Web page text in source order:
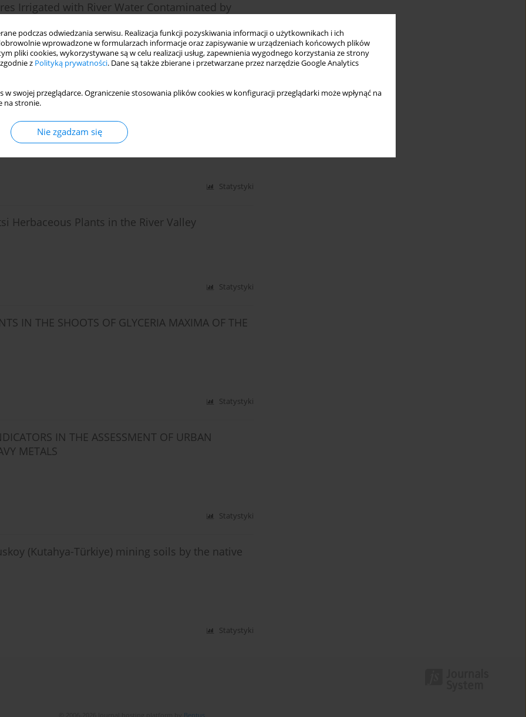
podczas odwiedzania serwisu. Realizacja funkcji pozyskiwania informacji o użytkownikach i ich
wprowadzone w formularzach informacje oraz zapisywanie w urządzeniach końcowych plików
pliki cookies, wykorzystywane są w celu realizacji usług, zapewnienia wygodnego korzystania ze strony
z Polityką prywatności. Dane są także zbierane i przetwarzane przez narzędzie Google Analytics
w swojej przeglądarce. Ograniczenie stosowania plików cookies w konfiguracji przeglądarki może wpłynąć na
na stronie.
Nie zgadzam się
Irrigated with River Water Contaminated by
Cuadrado
in the Soils of Industrial Area
Statystyki
Herbaceous Plants in the River Valley
Statystyki
IN THE SHOOTS OF GLYCERIA MAXIMA OF THE
Statystyki
IN THE ASSESSMENT OF URBAN
METALS
Statystyki
(Kutahya-Türkiye) mining soils by the native
Statystyki
Bentus